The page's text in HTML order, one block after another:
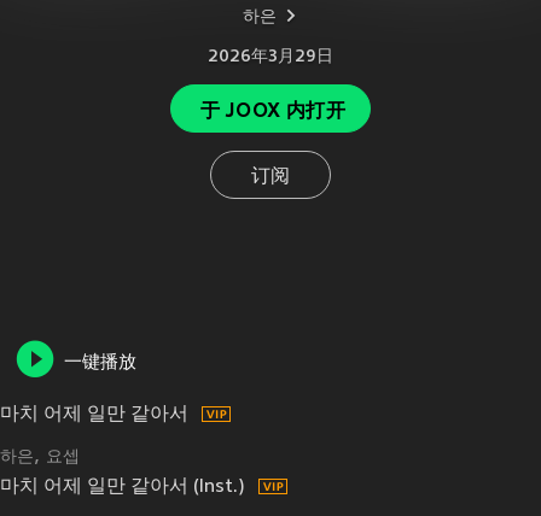
하은
2026年3月29日
于 JOOX 内打开
订阅
一键播放
마치 어제 일만 같아서
하은 요셉
마치 어제 일만 같아서 (Inst.)